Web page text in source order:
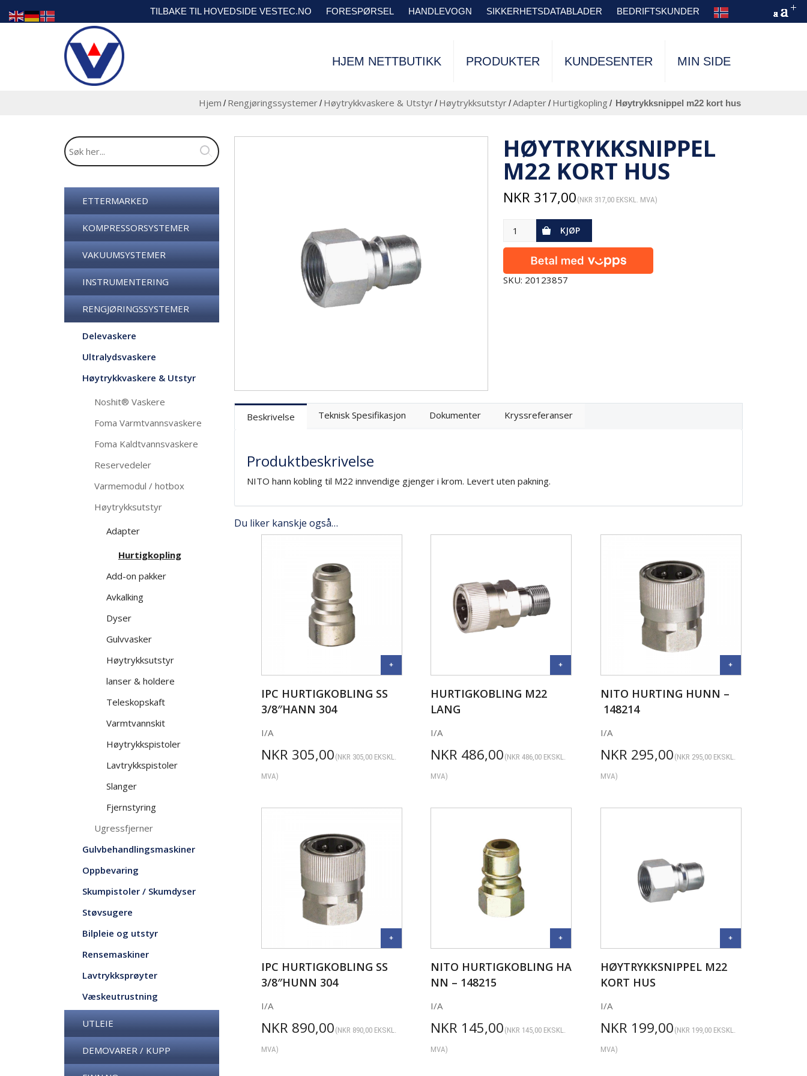
TILBAKE TIL HOVEDSIDE VESTEC.NO FORESPØRSEL HANDLEVOGN SIKKERHETSDATABLADER BEDRIFTSKUNDER
HJEM NETTBUTIKK PRODUKTER KUNDESENTER MIN SIDE
Hjem / Rengjøringssystemer/ Høytrykkvaskere & Utstyr/ Høytrykksutstyr/Adapter/ Hurtigkopling / høytrykksnippel m22 kort hus
ETTERMARKED
KOMPRESSORSYSTEMER
VAKUUMSYSTEMER
INSTRUMENTERING
RENGJØRINGSSYSTEMER
Delevaskere
Ultralydsvaskere
Høytrykkvaskere & Utstyr
Noshit® Vaskere
Foma Varmtvannsvaskere
Foma Kaldtvannsvaskere
Reservedeler
Varmemodul / hotbox
Høytrykksutstyr
Adapter
Hurtigkopling
Add-on pakker
Avkalking
Dyser
Gulvvasker
Høytrykksutstyr
lanser & holdere
Teleskopskaft
Varmtvannskit
Høytrykkspistoler
Lavtrykkspistoler
Slanger
Fjernstyring
Ugressfjerner
Gulvbehandlingsmaskiner
Oppbevaring
Skumpistoler / Skumdyser
Støvsugere
Bilpleie og utstyr
Rensemaskiner
Lavtrykksprøyter
Væskeutrustning
UTLEIE
DEMOVARER / KUPP
HØYTRYKKSNIPPEL
M22 KORT HUS
NKR 317,00 (NKR 317,00 EKSKL. MVA)
KJØP
SKU: 20123857
Beskrivelse Teknisk Spesifikasjon Dokumenter Kryssreferanser
Produktbeskrivelse
NITO hann kobling til M22 innvendige gjenger i krom. Levert uten pakning.
Du liker kanskje også…
IPC HURTIGKOBLING SS
3/8″HANN 304
I/A
NKR 305,00 (NKR 305,00EKSKL.
MVA)
HURTIGKOBLING M22
LANG
I/A
NKR 486,00 (NKR 486,00 EKSKL.
MVA)
NITO HURTING HUNN –
148214
I/A
NKR 295,00 (NKR 295,00EKSKL.
MVA)
IPC HURTIGKOBLING SS
3/8″HUNN 304
I/A
NKR 890,00 (NKR 890,00EKSKL.
MVA)
NITO HURTIGKOBLING HA
NN – 148215
I/A
NKR 145,00 (NKR 145,00 EKSKL.
MVA)
HØYTRYKKSNIPPEL M22
KORT HUS
I/A
NKR 199,00 (NKR 199,00EKSKL.
MVA)